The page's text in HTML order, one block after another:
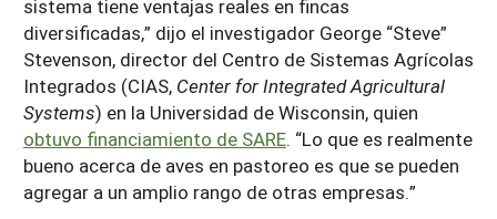
sistema tiene ventajas reales en fincas
diversificadas,” dijo el investigador George “Steve”
Stevenson, director del Centro de Sistemas Agrícolas
Integrados (CIAS, Center for Integrated Agricultural
Systems) en la Universidad de Wisconsin, quien
obtuvo financiamiento de SARE. “Lo que es realmente
bueno acerca de aves en pastoreo es que se pueden
agregar a un amplio rango de otras empresas.”